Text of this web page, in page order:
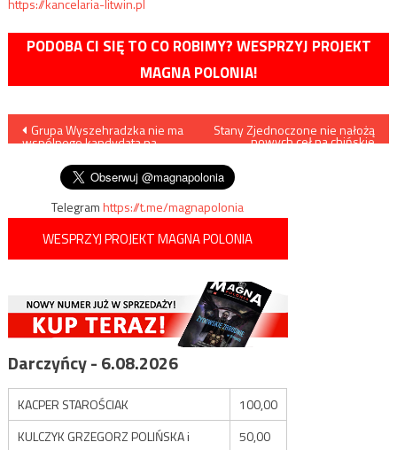
https://kancelaria-litwin.pl
PODOBA CI SIĘ TO CO ROBIMY? WESPRZYJ PROJEKT
MAGNA POLONIA!
Nawigacja
wpisu
Grupa Wyszehradzka nie ma
wspólnego kandydata na
Stany Zjednoczone nie nałożą
nowych ceł na chińskie
Telegramhttps://t.me/magnapolonia
WESPRZYJ PROJEKT MAGNA POLONIA
Darczyńcy - 6.08.2026
KACPER STAROŚCIAK
100,00
KULCZYK GRZEGORZ POLIŃSKA i
50,00